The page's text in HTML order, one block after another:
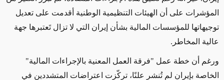
المؤشرات على أن الهيئات التنظيمية الوطنية أقدمت على تعديل
توجيهاتها للمؤسسات المالية بشأن إيران التي لا تزال تَعتبرها جهة
عالية المخاطر.
ورغم أن خطة عمل "فرقة العمل المعنية بالإجراءات المالية"
الخاصة بإيران لم تُنشر علنًا، تركّزت اعتراضات المتشددين في